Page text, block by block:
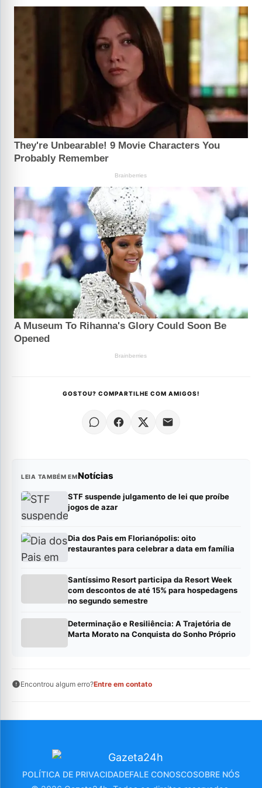
GOSTOU? COMPARTILHE COM AMIGOS!
LEIA TAMBÉM EMNotícias
STF suspende julgamento de lei que proíbe
jogos de azar
Dia dos Pais em Florianópolis: oito
restaurantes para celebrar a data em família
Santíssimo Resort participa da Resort Week
com descontos de até 15% para hospedagens
no segundo semestre
Determinação e Resiliência: A Trajetória de
Marta Morato na Conquista do Sonho Próprio
Encontrou algum erro?Entre em contato
POLÍTICA DE PRIVACIDADEFALE CONOSCOSOBRE NÓS